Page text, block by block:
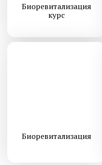
Биоревитализация
курс
Биоревитализация